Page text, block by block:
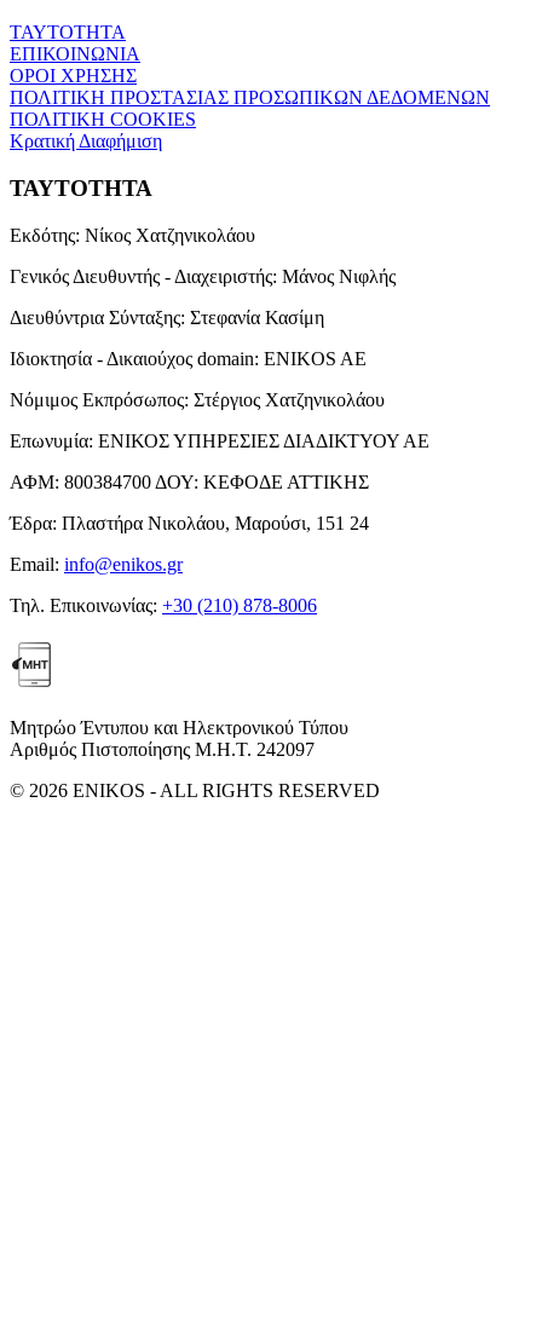
ΤΑΥΤΟΤΗΤΑ
ΕΠΙΚΟΙΝΩΝΙΑ
ΟΡΟΙ ΧΡΗΣΗΣ
ΠΟΛΙΤΙΚΗ ΠΡΟΣΤΑΣΙΑΣ ΠΡΟΣΩΠΙΚΩΝ ΔΕΔΟΜΕΝΩΝ
ΠΟΛΙΤΙΚΗ COOKIES
Κρατική Διαφήμιση
ΤΑΥΤΟΤΗΤΑ
Εκδότης: Νίκος Χατζηνικολάου
Γενικός Διευθυντής - Διαχειριστής: Μάνος Νιφλής
Διευθύντρια Σύνταξης: Στεφανία Κασίμη
Ιδιοκτησία - Δικαιούχος domain: ENIKOS AE
Νόμιμος Εκπρόσωπος: Στέργιος Χατζηνικολάου
Επωνυμία: ΕΝΙΚΟΣ ΥΠΗΡΕΣΙΕΣ ΔΙΑΔΙΚΤΥΟΥ ΑΕ
ΑΦΜ: 800384700 ΔΟΥ: ΚΕΦΟΔΕ ΑΤΤΙΚΗΣ
Έδρα: Πλαστήρα Νικολάου, Μαρούσι, 151 24
Email: info@enikos.gr
Τηλ. Επικοινωνίας: +30 (210) 878-8006
Μητρώο Έντυπου και Ηλεκτρονικού Τύπου
Αριθμός Πιστοποίησης Μ.Η.Τ. 242097
© 2026 ENIKOS - ALL RIGHTS RESERVED